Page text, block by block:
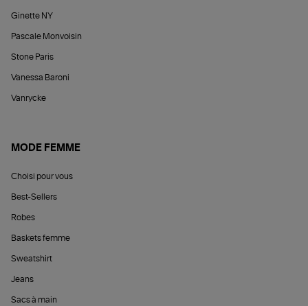
Ginette NY
Pascale Monvoisin
Stone Paris
Vanessa Baroni
Vanrycke
MODE FEMME
Choisi pour vous
Best-Sellers
Robes
Baskets femme
Sweatshirt
Jeans
Sacs à main